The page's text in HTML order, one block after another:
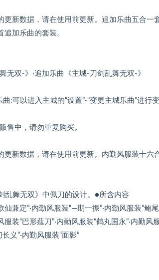
新数据，请在使用前更新。追加乐曲五合一
加乐曲的套装。
无双-》·追加乐曲《主城-刀剑乱舞无双-》
:可以进入主城的“设置”-“变更主城乐曲”进行变
售中，请勿重复购买。
新数据，请在使用前更新。内勤风服装十六
乱舞无双》中佩刀的设计。●所含内容
仙兼定”·内勤风服装“—期一振”·内勤风服装“鲍
服装“巴形薤刀”·内勤风服装“鹤丸国永”·内勤风
义”·内勤风服装“面影”